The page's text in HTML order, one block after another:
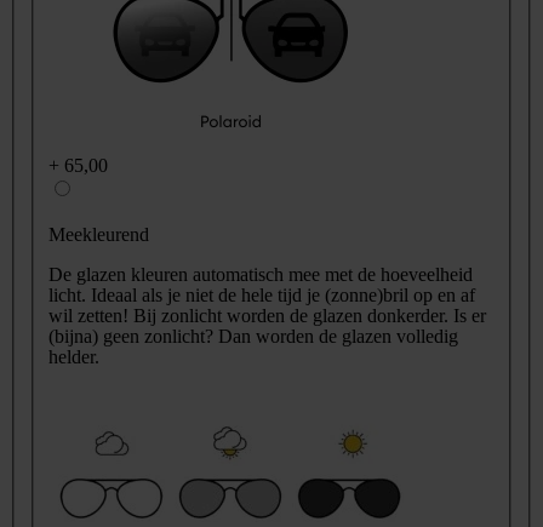
+ 65,00
Meekleurend
De glazen kleuren automatisch mee met de hoeveelheid
licht. Ideaal als je niet de hele tijd je (zonne)bril op en af
wil zetten! Bij zonlicht worden de glazen donkerder. Is er
(bijna) geen zonlicht? Dan worden de glazen volledig
helder.